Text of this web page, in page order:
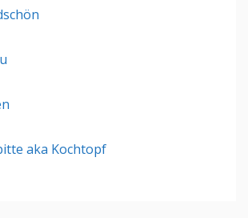
aka Kochtopf